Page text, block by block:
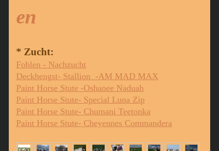
en
* Zucht:
Fohlen - Nachzucht
Deckhengst- Stallion -AM MAD MAX
Paint Horse Stute -Oshanee Naduah
Paint Horse Stute- Special Luna Zip
Paint Horse Stute- Chumani Teetonka
Paint Horse Stute- Cheyennes Commandera